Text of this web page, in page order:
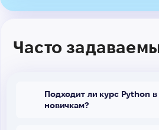
Часто
Подходит ли курс Python
новичкам?